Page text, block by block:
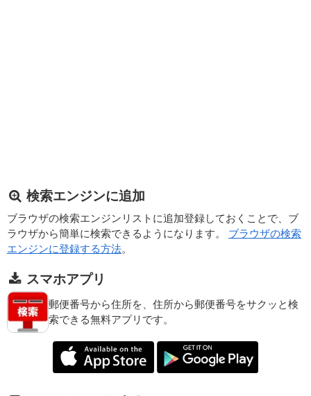
検索エンジンに追加
ブラウザの検索エンジンリストに追加登録しておくことで、ブ
ラウザから簡単に検索できるようになります。 ブラウザの検索
エンジンに登録する方法。
スマホアプリ
郵便番号から住所を、住所から郵便番号をサクッと検
索できる無料アプリです。